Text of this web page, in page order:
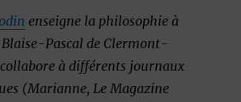
enseigne la philosophie à
Pascal de Clermont-
à différents journaux
(Marianne, Le Magazine